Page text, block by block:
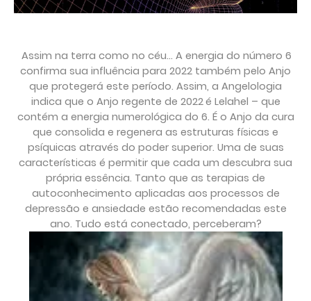
Assim na terra como no céu... A energia do número 6
confirma sua influência para 2022 também pelo Anjo
que protegerá este período. Assim, a Angelologia
indica que o Anjo regente de 2022é Lelahel – que
contém a energia numerológica do 6. É o Anjo da cura
que consolida e regenera as estruturas físicas e
psíquicas através do poder superior. Uma de suas
características é permitir que cada um descubra sua
própria essência. Tanto que as terapias de
autoconhecimento aplicadas aos processos de
depressão e ansiedade estão recomendadas este
ano. Tudo está conectado, perceberam?